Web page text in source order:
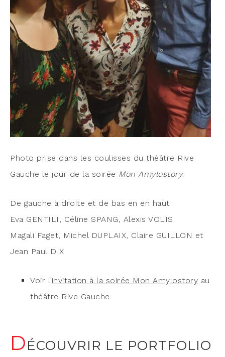
Pho­to prise dans les cou­lisses du théâtre Rive
Gauche le jour de la soi­rée Mon Amy­los­to­ry.
De gauche à droite et de bas en en haut
Eva GENTILI, Céline SPANG, Alexis VOLIS
Maga­li Faget, Michel DUPLAIX, Claire GUILLON et
Jean Paul DIX
Voir l’invi­ta­tion à la soi­rée Mon Amy­los­to­ry au
théâtre Rive Gauche
DÉCOUVRIR LE PORTFOLIO